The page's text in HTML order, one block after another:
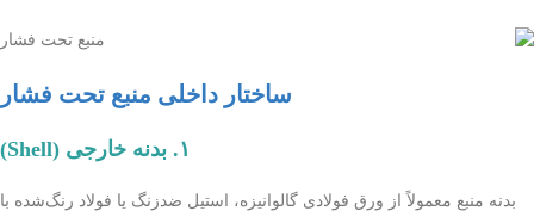
ساختار داخلی منبع تحت فشار
۱. بدنه خارجی (Shell)
بدنه منبع معمولاً از ورق فولادی گالوانیزه، استیل ضدزنگ یا فولاد رنگ‌شده با